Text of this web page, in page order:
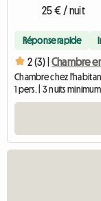
25 € / nuit
Réponse rapide
2 (3) | Chambre
Chambre chez
1 pers. | 3 nuits minimum